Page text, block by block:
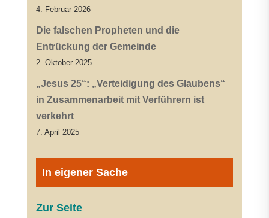
4. Februar 2026
Die falschen Propheten und die
Entrückung der Gemeinde
2. Oktober 2025
„Jesus 25“: „Verteidigung des Glaubens“
in Zusammenarbeit mit Verführern ist
verkehrt
7. April 2025
In eigener Sache
Zur Seite